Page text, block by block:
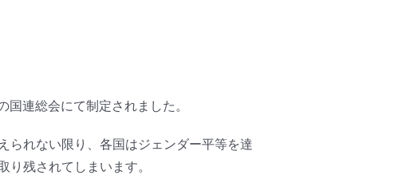
連総会にて制定されました。
られない限り、各国はジェンダー平等を達
残されてしまいます。